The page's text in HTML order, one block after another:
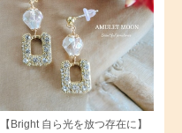
【Bright 自ら光を放つ存在に】